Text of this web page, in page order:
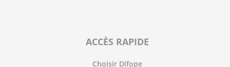
ACCÈS RAPIDE
Choisir Difope